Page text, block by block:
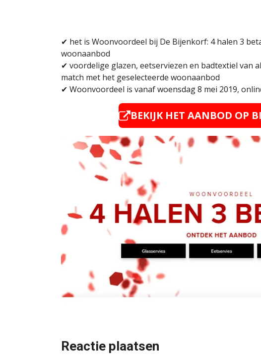
✔ het is Woonvoordeel bij De Bijenkorf: 4 halen 3
woonaanbod
✔ voordelige glazen, eetserviezen en badtextiel van
match met het geselecteerde woonaanbod
✔ Woonvoordeel is vanaf woensdag 8 mei 2019,
BEKIJK HET AANBOD OP
Reactie plaatsen